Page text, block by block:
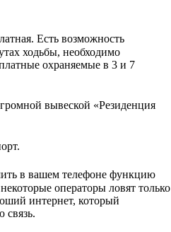
Есть возможность
ходьбы, необходимо
охраняемые в 3 и 7
вывеской «Резиденция
в вашем телефоне функцию
операторы ловят только
интернет, который
связь.